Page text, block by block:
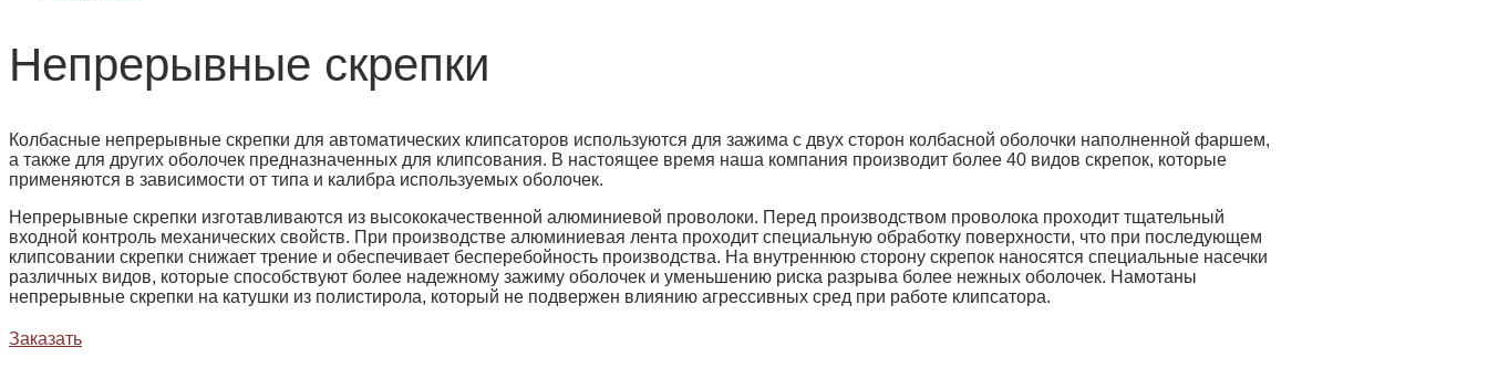
Непрерывные скрепки
Колбасные непрерывные скрепки для автоматических клипсаторов используются для зажима с двух сторон колбасной оболочки наполненной фаршем,
а также для других оболочек предназначенных для клипсования. В настоящее время наша компания производит более 40 видов скрепок, которые
применяются в зависимости от типа и калибра используемых оболочек.
Непрерывные скрепки изготавливаются из высококачественной алюминиевой проволоки. Перед производством проволока проходит тщательный
входной контроль механических свойств. При производстве алюминиевая лента проходит специальную обработку поверхности, что при последующем
клипсовании скрепки снижает трение и обеспечивает бесперебойность производства. На внутреннюю сторону скрепок наносятся специальные насечки
различных видов, которые способствуют более надежному зажиму оболочек и уменьшению риска разрыва более нежных оболочек. Намотаны
непрерывные скрепки на катушки из полистирола, который не подвержен влиянию агрессивных сред при работе клипсатора.
Заказать